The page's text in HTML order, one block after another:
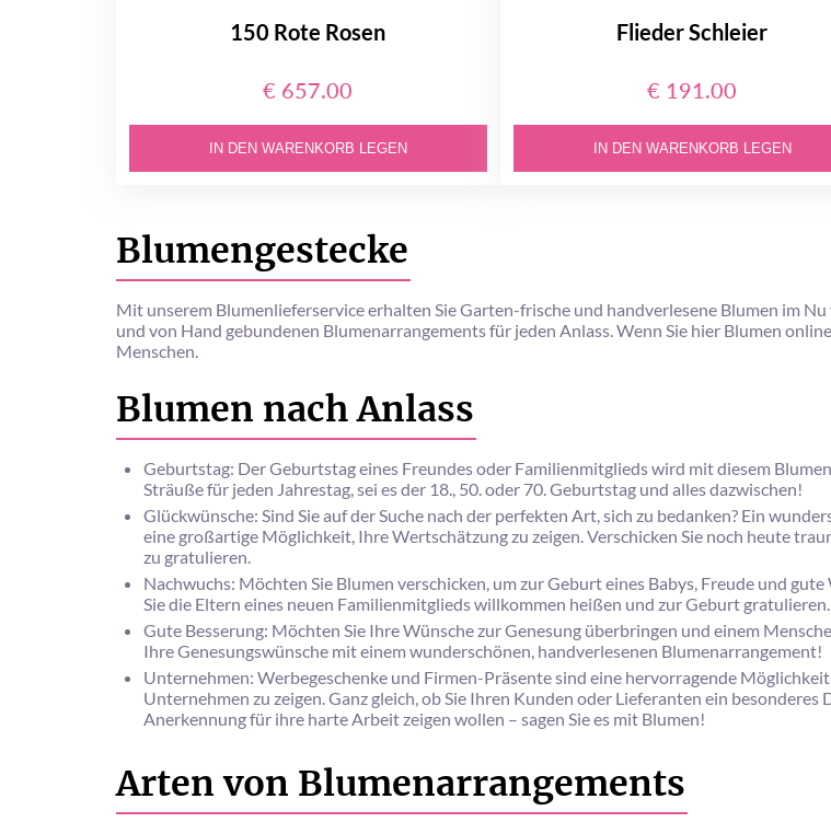
150 Rote Rosen
€ 657.00
IN DEN WARENKORB LEGEN
Flieder Schleier
€ 191.00
IN DEN WARENKORB LEGEN
Blumengestecke
Mit unserem Blumenlieferservice erhalten Sie Garten-frische und handverlesene Blumen im
und von Hand gebundenen Blumenarrangements für jeden Anlass. Wenn Sie hier Blumen
Menschen.
Blumen nach Anlass
Geburtstag: Der Geburtstag eines Freundes oder Familienmitglieds wird mit diesem
Sträuße für jeden Jahrestag, sei es der 18., 50. oder 70. Geburtstag und alles dazwischen!
Glückwünsche: Sind Sie auf der Suche nach der perfekten Art, sich zu bedanken? Ein
eine großartige Möglichkeit, Ihre Wertschätzung zu zeigen. Verschicken Sie noch heute
zu gratulieren.
Nachwuchs: Möchten Sie Blumen verschicken, um zur Geburt eines Babys, Freude und
Sie die Eltern eines neuen Familienmitglieds willkommen heißen und zur Geburt gratulieren.
Gute Besserung: Möchten Sie Ihre Wünsche zur Genesung überbringen und einem
Ihre Genesungswünsche mit einem wunderschönen, handverlesenen Blumenarrangement!
Unternehmen: Werbegeschenke und Firmen-Präsente sind eine hervorragende
Unternehmen zu zeigen. Ganz gleich, ob Sie Ihren Kunden oder Lieferanten ein
Anerkennung für ihre harte Arbeit zeigen wollen – sagen Sie es mit Blumen!
Arten von Blumenarrangements